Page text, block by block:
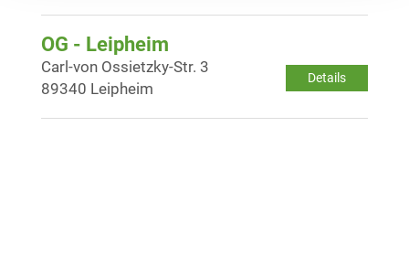
OG - Leipheim
Details
Carl-von Ossietzky-Str. 3
89340 Leipheim